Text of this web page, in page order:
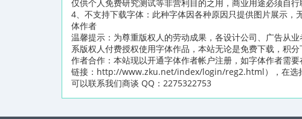
仅供个人免费研究测试等非营利目的之用，商业用途必须自行
4、不支持下载字体：此种字体因各种原因只提供图片展示
体作者
温馨提示：为尊重版权人的劳动成果，各设计公司、广告从
系版权人付费授权使用字体作品，本站无论是免费下载，积
作者合作：本站现以开通字体作者帐户注册，如字体作者需
链接：http://www.zku.net/index/login/reg2.html），在选
可以联系我们商谈 QQ：2275322753